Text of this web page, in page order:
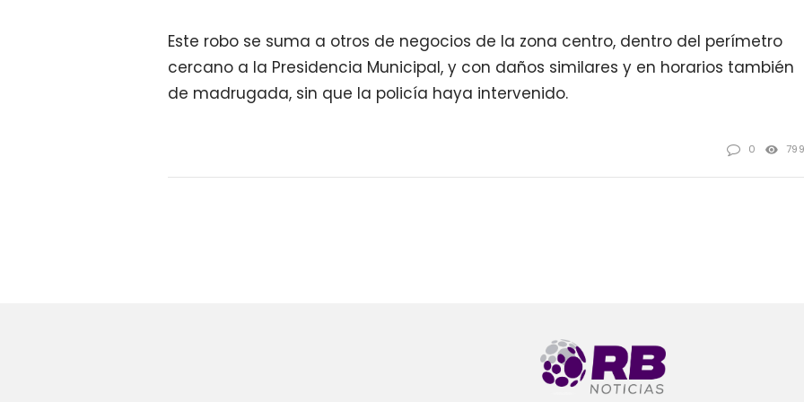
Este robo se suma a otros de negocios de la zona centro, dentro del perímetro
cercano a la Presidencia Municipal, y con daños similares y en horarios también
de madrugada, sin que la policía haya intervenido.
0 799